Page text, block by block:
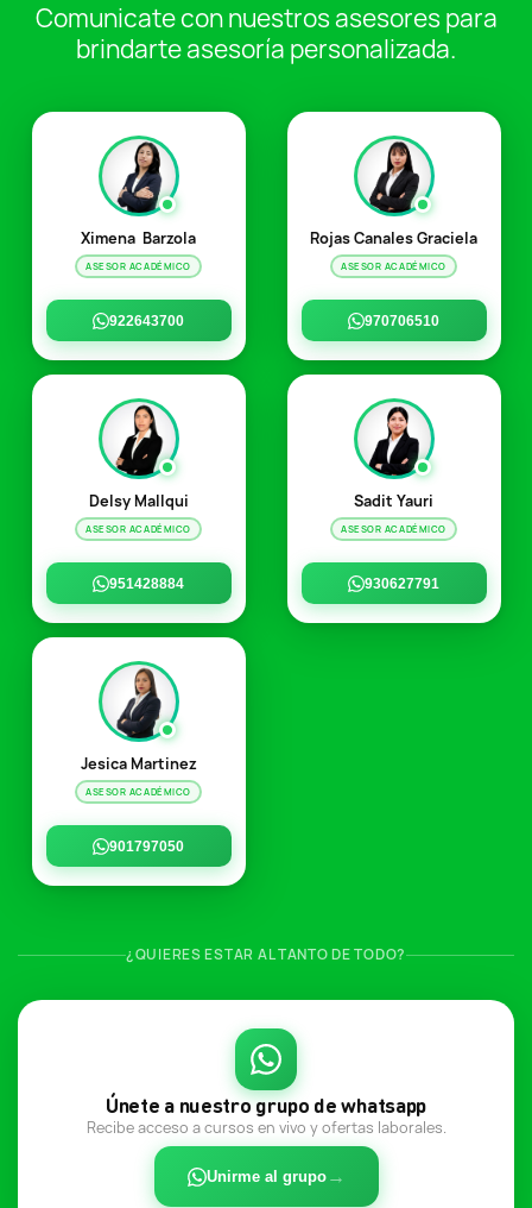
Comunicate con nuestros asesores para
brindarte asesoría personalizada.
Ximena Barzola
ASESOR ACADÉMICO
922643700
Rojas Canales Graciela
ASESOR ACADÉMICO
970706510
Delsy Mallqui
ASESOR ACADÉMICO
951428884
Sadit Yauri
ASESOR ACADÉMICO
930627791
Jesica Martinez
ASESOR ACADÉMICO
901797050
¿QUIERES ESTAR AL TANTO DE TODO?
Únete a nuestro grupo de whatsapp
Recibe acceso a cursos en vivo y ofertas laborales.
Unirme al grupo→